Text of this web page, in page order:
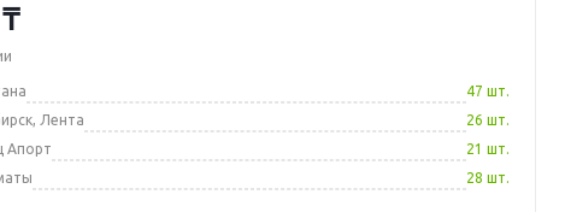
₸
47 шт.
Лента
26 шт.
Апорт
21 шт.
28 шт.